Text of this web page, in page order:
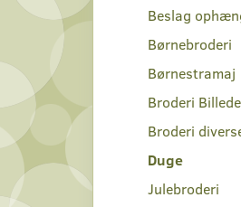
Beslag
Børnebroderi
Børnestramaj
Broderi
Broderi
Duge
Julebroderi